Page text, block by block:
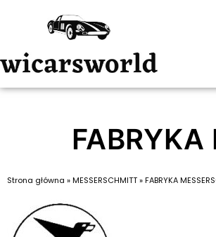
Strona główna »MESSERSCHMITT»FABRYKA